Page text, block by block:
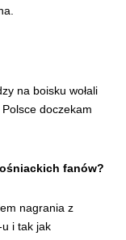
na boisku wołali
doczekam
fanów?
nagrania z
u i tak jak